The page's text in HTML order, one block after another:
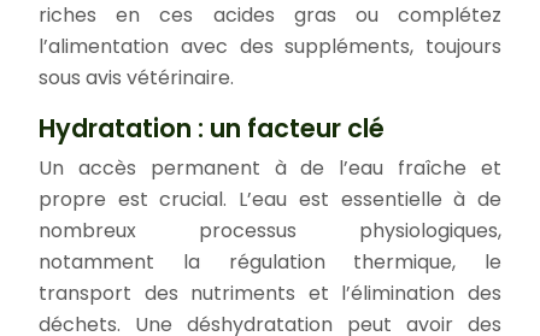
riches en ces acides gras ou complétez
l’alimentation avec des suppléments, toujours
sous avis vétérinaire.
Hydratation : un facteur clé
Un accès permanent à de l’eau fraîche et
propre est crucial. L’eau est essentielle à de
nombreux processus physiologiques,
notamment la régulation thermique, le
transport des nutriments et l’élimination des
déchets. Une déshydratation peut avoir des